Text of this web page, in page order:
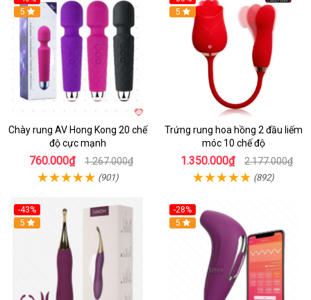
5
Chày rung AV Hong Kong 20 chế
độ cực mạnh
760.000₫ 1.267.000₫
(901)
Hot
5
Trứng rung hoa hồng 2 đầu liếm
móc 10 chế độ
1.350.000₫ 2.177.000₫
(892)
-43%
Hot
5
-28%
Hot
5